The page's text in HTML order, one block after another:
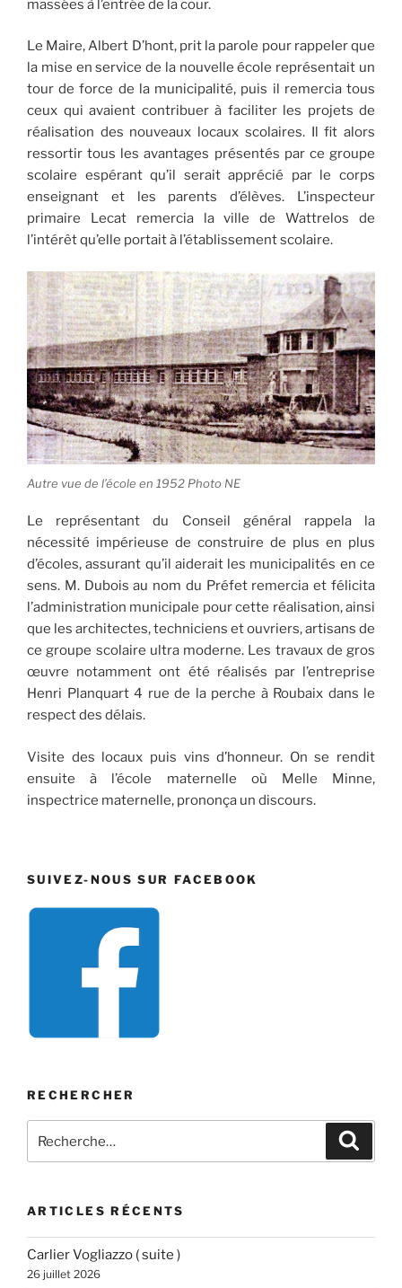
massées à l’entrée de la cour.
Le Maire, Albert D’hont, prit la parole pour rappeler que
la mise en service de la nouvelle école représentait un
tour de force de la municipalité, puis il remercia tous
ceux qui avaient contribuer à faciliter les projets de
réalisation des nouveaux locaux scolaires. Il fit alors
ressortir tous les avantages présentés par ce groupe
scolaire espérant qu’il serait apprécié par le corps
enseignant et les parents d’élèves. L’inspecteur
primaire Lecat remercia la ville de Wattrelos de
l’intérêt qu’elle portait à l’établissement scolaire.
Autre vue de l’école en 1952 Photo NE
Le représentant du Conseil général rappela la
nécessité impérieuse de construire de plus en plus
d’écoles, assurant qu’il aiderait les municipalités en ce
sens. M. Dubois au nom du Préfet remercia et félicita
l’administration municipale pour cette réalisation, ainsi
que les architectes, techniciens et ouvriers, artisans de
ce groupe scolaire ultra moderne. Les travaux de gros
œuvre notamment ont été réalisés par l’entreprise
Henri Planquart 4 rue de la perche à Roubaix dans le
respect des délais.
Visite des locaux puis vins d’honneur. On se rendit
ensuite à l’école maternelle où Melle Minne,
inspectrice maternelle, prononça un discours.
SUIVEZ-NOUS SUR FACEBOOK
RECHERCHER
pour
ARTICLES RÉCENTS
Carlier Vogliazzo ( suite )
26 juillet 2026